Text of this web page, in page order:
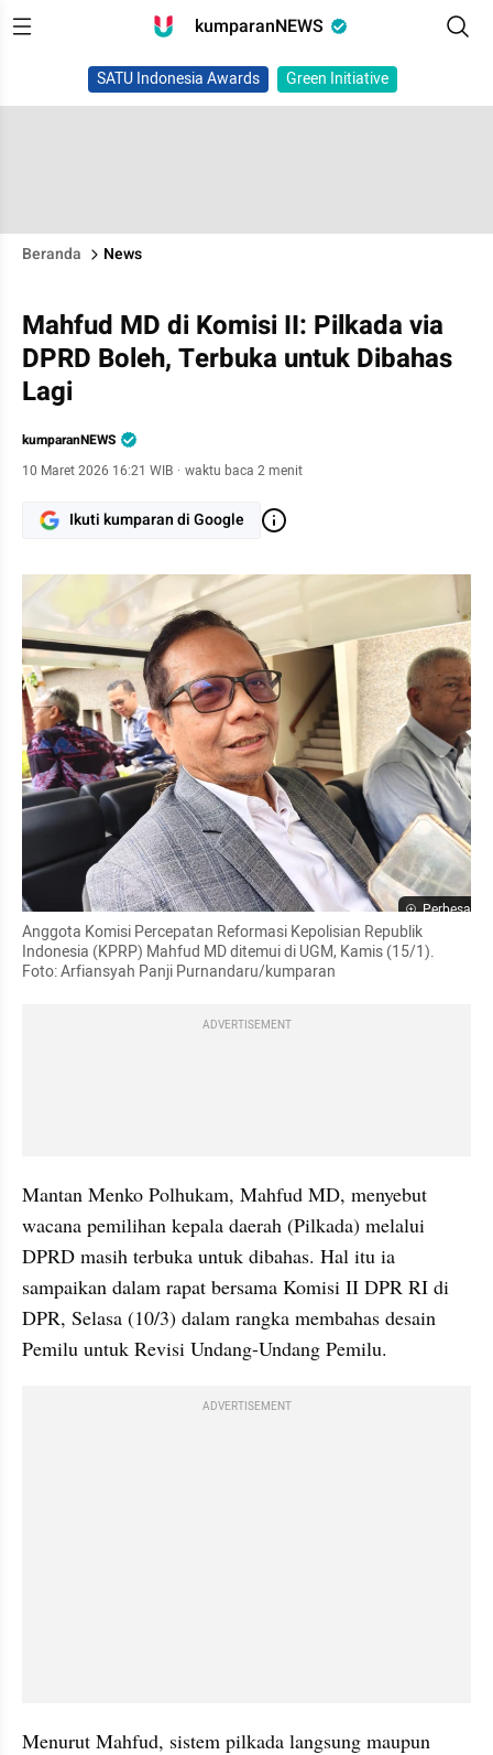
kumparanNEWS
SATU Indonesia Awards Green Initiative
Beranda News
Mahfud MD di Komisi II: Pilkada via
DPRD Boleh, Terbuka untuk Dibahas
Lagi
kumparanNEWS
10 Maret 2026 16:21 WIB · waktu baca 2 menit
Ikuti kumparan di Google
Perbesar
Anggota Komisi Percepatan Reformasi Kepolisian Republik
Indonesia (KPRP) Mahfud MD ditemui di UGM, Kamis (15/1).
Foto: Arfiansyah Panji Purnandaru/kumparan
ADVERTISEMENT
Mantan Menko Polhukam, Mahfud MD, menyebut
wacana pemilihan kepala daerah (Pilkada) melalui
DPRD masih terbuka untuk dibahas. Hal itu ia
sampaikan dalam rapat bersama Komisi II DPR RI di
DPR, Selasa (10/3) dalam rangka membahas desain
Pemilu untuk Revisi Undang-Undang Pemilu.
ADVERTISEMENT
Menurut Mahfud, sistem pilkada langsung maupun